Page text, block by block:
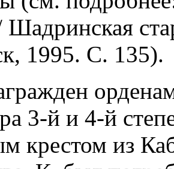
1995. С. 135).
3-й и 4-й
крестом из